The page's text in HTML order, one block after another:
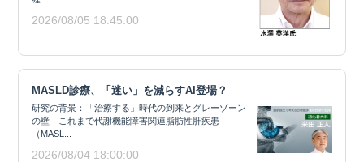
2026/08/05 18:45:00
MASLD診療、「迷い」を減らすAI登場？
研究の背景：「治療する」時代の到来とグレーゾーン
の壁 これまで代謝機能障害関連脂肪性肝疾患
（MASL...
2026/08/04 18:00:00